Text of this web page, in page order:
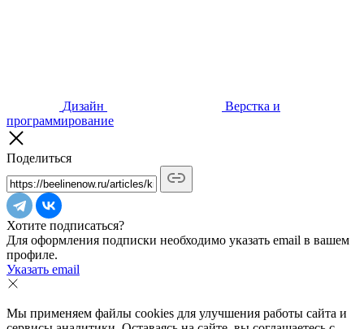
Дизайн
Верстка и
программирование
Поделиться
Хотите подписаться?
Для оформления подписки необходимо указать email в вашем
профиле.
Указать email
Мы применяем файлы cookies для улучшения работы сайта и